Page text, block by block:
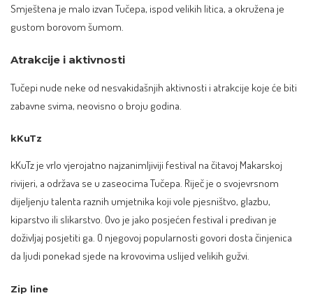
Smještena je malo izvan Tučepa, ispod velikih litica, a okružena je
gustom borovom šumom.
Atrakcije i aktivnosti
Tučepi nude neke od nesvakidašnjih aktivnosti i atrakcije koje će biti
zabavne svima, neovisno o broju godina.
kKuTz
kKuTz je vrlo vjerojatno najzanimljiviji festival na čitavoj Makarskoj
rivijeri, a održava se u zaseocima Tučepa. Riječ je o svojevrsnom
dijeljenju talenta raznih umjetnika koji vole pjesništvo, glazbu,
kiparstvo ili slikarstvo. Ovo je jako posjećen festival i predivan je
doživljaj posjetiti ga. O njegovoj popularnosti govori dosta činjenica
da ljudi ponekad sjede na krovovima uslijed velikih gužvi.
Zip line